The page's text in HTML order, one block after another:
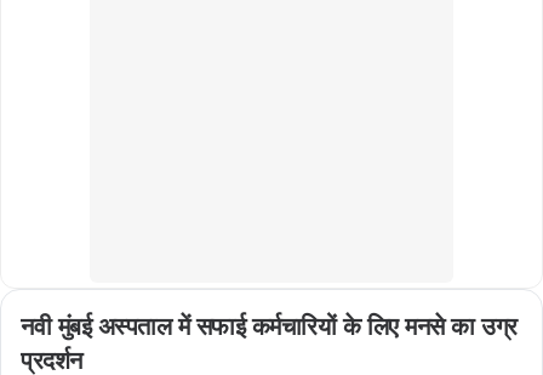
नवी मुंबई अस्पताल में सफाई कर्मचारियों के लिए मनसे का उग्र
प्रदर्शन